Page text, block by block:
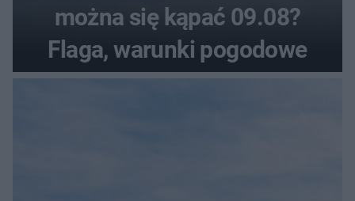
można się kąpać 09.08?
Flaga, warunki pogodowe